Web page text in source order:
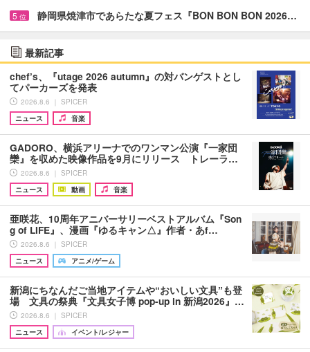
5 位 静岡県焼津市であらたな夏フェス『BON BON BON 2026…
最新記事
chef’s、『utage 2026 autumn』の対バンゲストとし
てパーカーズを発表
2026.8.6 ｜ SPICER
ニュース
音楽
GADORO、横浜アリーナでのワンマン公演『一家団
欒』を収めた映像作品を9月にリリース トレーラ…
2026.8.6 ｜ SPICER
ニュース
動画 音楽
亜咲花、10周年アニバーサリーベストアルバム『Son
g of LIFE』、漫画『ゆるキャン△』作者・あf…
2026.8.6 ｜ SPICER
ニュース
アニメ/ゲーム
新潟にちなんだご当地アイテムや“おいしい文具”も登
場 文具の祭典『文具女子博 pop-up in 新潟2026』…
2026.8.6 ｜ SPICER
ニュース
イベント/レジャー